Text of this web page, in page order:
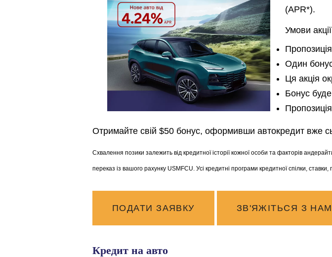
(APR*).
Умови
Один
Ця акція
Бонус
Пропозиція
Отримайте свій $50 бонус, оформивши автокредит вже
Схвалення позики залежить від кредитної історії кожної особи та факторів
переказ із вашого рахунку USMFCU. Усі кредитні програми кредитної спілки,
ПОДАТИ ЗАЯВКУ ЗВ'ЯЖІТЬСЯ З
Кредит на авто